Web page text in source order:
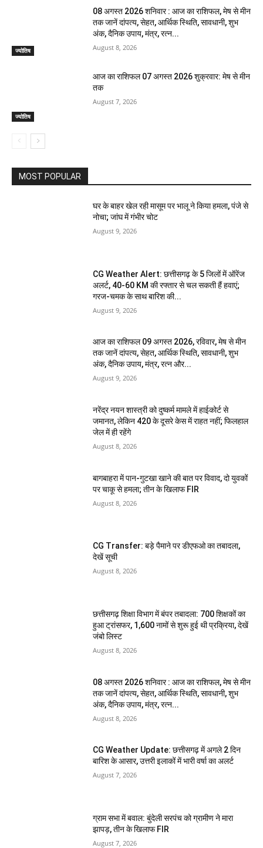
ज्योतिष
08 अगस्त 2026 शनिवार : आज का राशिफल, मेष से मीन
तक जानें दांपत्य, सेहत, आर्थिक स्थिति, सावधानी, शुभ
अंक, दैनिक उपाय, मंत्र, रत्न...
August 8, 2026
ज्योतिष
आज का राशिफल 07 अगस्त 2026 शुक्रवार: मेष से मीन
तक
August 7, 2026
MOST POPULAR
घर के बाहर खेल रही मासूम पर भालू ने किया हमला, पंजे से
नोचा; जांघ में गंभीर चोट
August 9, 2026
CG Weather Alert: छत्तीसगढ़ के 5 जिलों में ऑरेंज
अलर्ट, 40-60 KM की रफ्तार से चल सकती हैं हवाएं;
गरज-चमक के साथ बारिश की...
August 9, 2026
आज का राशिफल 09 अगस्त 2026, रविवार, मेष से मीन
तक जानें दांपत्य, सेहत, आर्थिक स्थिति, सावधानी, शुभ
अंक, दैनिक उपाय, मंत्र, रत्न और...
August 9, 2026
नरेंद्र नयन शास्त्री को दुष्कर्म मामले में हाईकोर्ट से
जमानत, लेकिन 420 के दूसरे केस में राहत नहीं; फिलहाल
जेल में ही रहेंगे
August 8, 2026
बागबाहरा में पान-गुटखा खाने की बात पर विवाद, दो युवकों
पर चाकू से हमला; तीन के खिलाफ FIR
August 8, 2026
CG Transfer: बड़े पैमाने पर डीएफओ का तबादला,
देखें सूची
August 8, 2026
छत्तीसगढ़ शिक्षा विभाग में बंपर तबादला: 700 शिक्षकों का
हुआ ट्रांसफर, 1,600 नामों से शुरू हुई थी प्रक्रिया, देखें
जंबो लिस्ट
August 8, 2026
08 अगस्त 2026 शनिवार : आज का राशिफल, मेष से मीन
तक जानें दांपत्य, सेहत, आर्थिक स्थिति, सावधानी, शुभ
अंक, दैनिक उपाय, मंत्र, रत्न...
August 8, 2026
CG Weather Update: छत्तीसगढ़ में अगले 2 दिन
बारिश के आसार, उत्तरी इलाकों में भारी वर्षा का अलर्ट
August 7, 2026
ग्राम सभा में बवाल: बुंदेली सरपंच को ग्रामीण ने मारा
झापड़, तीन के खिलाफ FIR
August 7, 2026